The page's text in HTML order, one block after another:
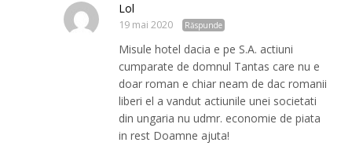
Lol
19 mai 2020 Răspunde
Misule hotel dacia e pe S.A. actiuni
cumparate de domnul Tantas care nu e
doar roman e chiar neam de dac romanii
liberi el a vandut actiunile unei societati
din ungaria nu udmr. economie de piata
in rest Doamne ajuta!